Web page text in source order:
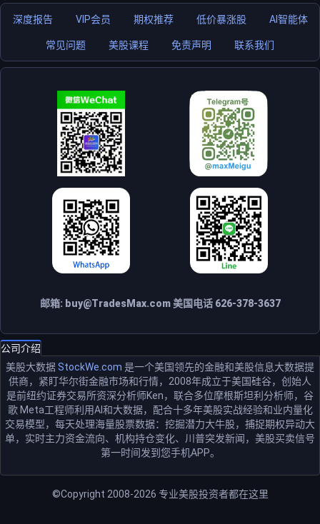
深度报告 VIP会员 期权推荐 低价暴涨股 AI智能体
常见问题 美股课程 免责声明 联系我们
邮箱: buy@TradesMax.com美国电话 626-378-3637
公司介绍
美股大数据StockWe.com 是一个美国领先的金融和美股信息大数据提
供商，紧盯华尔街金融市场和行情，2008年成立于美国硅谷，创始人
是前纽约证券交易所资深分析师Ken，联合多位摩根斯坦利分析师，谷
歌 Meta工程师利用AI和大数据，配合十多年美股实战经验和业内量化
交易模型，每天处理海量股票数据：挖掘潜力大牛股，捕捉期权异动大
单，实时主力资金流向、机构持仓变化、川普突发新闻，美股买卖信号
第一时间发到您手机APP。
©Copyright 2008-2026 专业美股投资者都在这里